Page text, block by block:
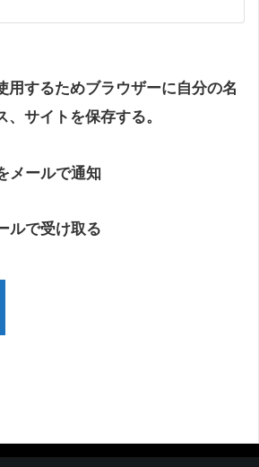
用するためブラウザーに自分の名
サイトを保存する。
メールで通知
ルで受け取る